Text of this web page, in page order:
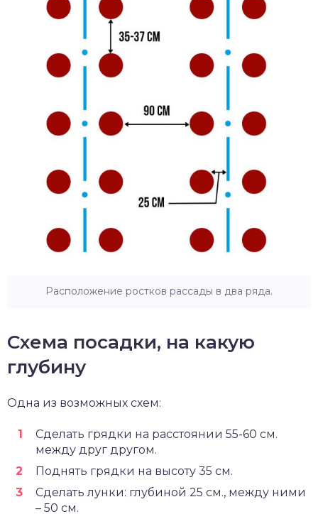
Расположение ростков рассады в два ряда.
Схема посадки, на какую
глубину
Одна из возможных схем:
Сделать грядки на расстоянии 55-60 см.
между друг другом.
Поднять грядки на высоту 35 см.
Сделать лунки: глубиной 25 см., между ними
– 50 см.